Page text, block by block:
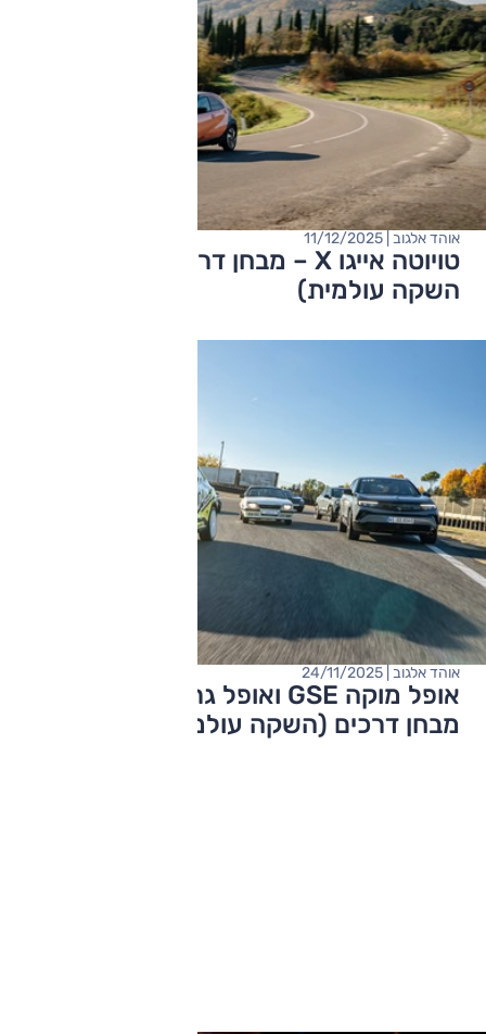
טויוטה אייגו X – מבחן דרכים (מתיחת פנים,
השקה עולמית)
אוהד אלגוב | 11/12/2025
מבחן דרכים (השקה עולמית)
אוהד אלגוב | 24/11/2025